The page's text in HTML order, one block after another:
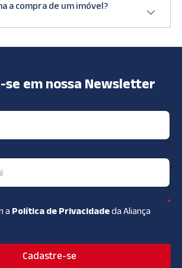
a compra de um imóvel?
se em nossa Newsletter
*
a Política de Privacidadeda Aliança
Cadastre-se